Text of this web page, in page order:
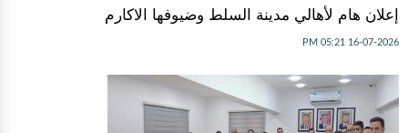
إعلان هام لأهالي مدينة السلط وضيوفها الاكارم
16-07-2026 05:21 PM